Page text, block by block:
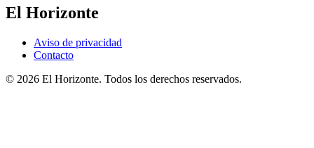
El Horizonte
Aviso de privacidad
Contacto
© 2026 El Horizonte. Todos los derechos reservados.